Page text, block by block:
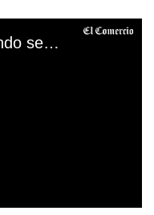
Yape y Plin: ¿desde cuándo se podrán hacer transferencias entre ambas billeteras?